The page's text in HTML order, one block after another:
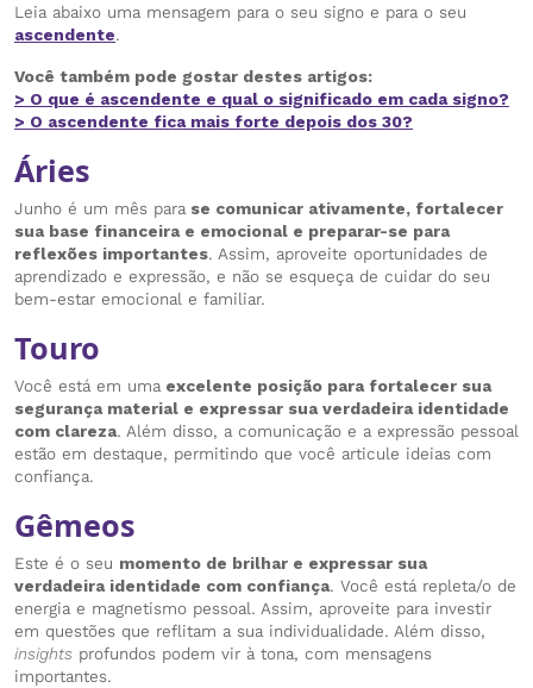
Leia abaixo uma mensagem para o seu signo e para o seu
ascendente.
Você também pode gostar destes artigos:
> O que é ascendente e qual o significado em cada signo?
> O ascendente fica mais forte depois dos 30?
Áries
Junho é um mês parase comunicar ativamente, fortalecer
sua base financeira e emocional e preparar-se para
reflexões importantes. Assim, aproveite oportunidades de
aprendizado e expressão, e não se esqueça de cuidar do seu
bem-estar emocional e familiar.
Touro
Você está em umaexcelente posição para fortalecer sua
segurança material e expressar sua verdadeira identidade
com clareza. Além disso, a comunicação e a expressão pessoal
estão em destaque, permitindo que você articule ideias com
confiança.
Gêmeos
Este é o seu momento de brilhar e expressar sua
verdadeira identidade com confiança. Você está repleta/o de
energia e magnetismo pessoal. Assim, aproveite para investir
em questões que reflitam a sua individualidade. Além disso,
insights profundos podem vir à tona, com mensagens
importantes.